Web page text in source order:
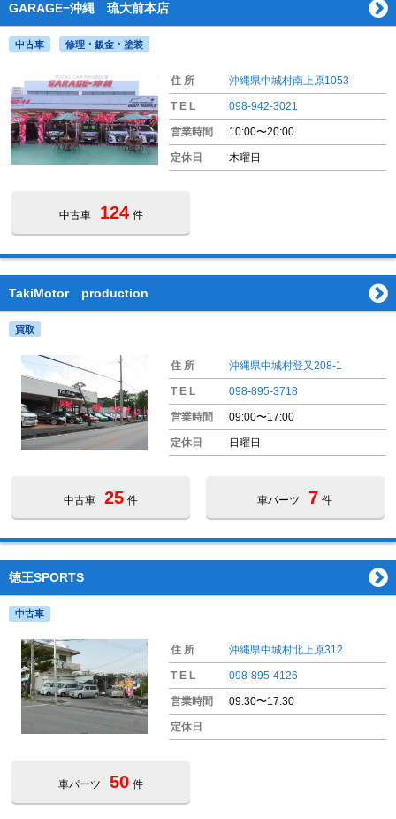
GARAGE−沖縄 琉大前本店
中古車 修理・鈑金・塗装
住 所 沖縄県中城村南上原1053
T E L 098-942-3021
営業時間 10:00〜20:00
定休日 木曜日
中古車 124 件
TakiMotor production
買取
住 所 沖縄県中城村登又208-1
T E L 098-895-3718
営業時間 09:00〜17:00
定休日 日曜日
中古車 25 件 車パーツ 7 件
徳王SPORTS
中古車
住 所 沖縄県中城村北上原312
T E L 098-895-4126
営業時間 09:30〜17:30
定休日
車パーツ 50 件